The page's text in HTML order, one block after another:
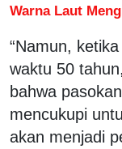
Warna Laut
“Namun,
waktu 50
bahwa
mencukupi
akan menjadi